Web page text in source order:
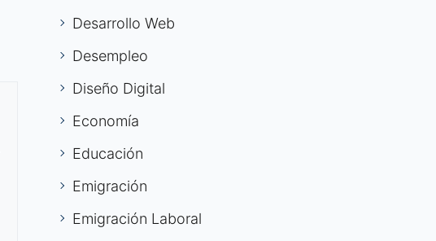
Desarrollo Web
Desempleo
Diseño Digital
Economía
Educación
Emigración
Emigración Laboral